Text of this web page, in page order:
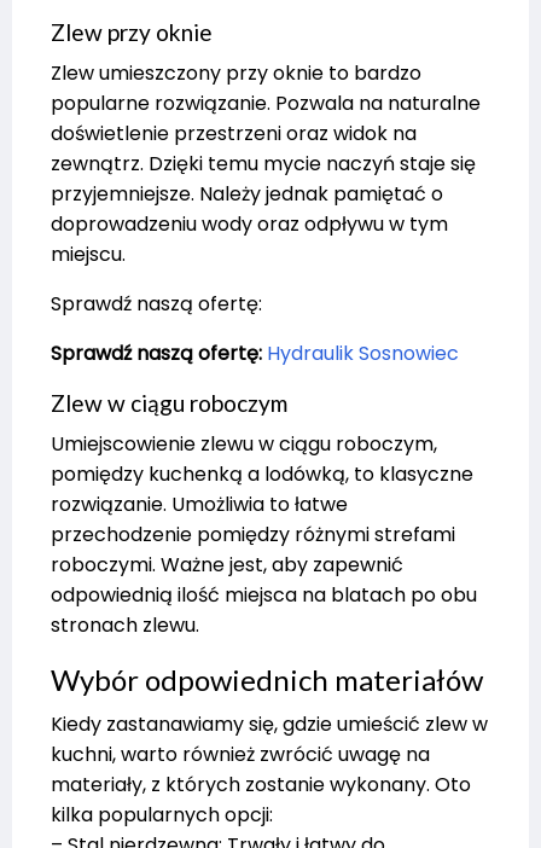
Zlew przy oknie
Zlew umieszczony przy oknie to bardzo
popularne rozwiązanie. Pozwala na naturalne
doświetlenie przestrzeni oraz widok na
zewnątrz. Dzięki temu mycie naczyń staje się
przyjemniejsze. Należy jednak pamiętać o
doprowadzeniu wody oraz odpływu w tym
miejscu.
Sprawdź naszą ofertę:
Sprawdź naszą ofertę: Hydraulik Sosnowiec
Zlew w ciągu roboczym
Umiejscowienie zlewu w ciągu roboczym,
pomiędzy kuchenką a lodówką, to klasyczne
rozwiązanie. Umożliwia to łatwe
przechodzenie pomiędzy różnymi strefami
roboczymi. Ważne jest, aby zapewnić
odpowiednią ilość miejsca na blatach po obu
stronach zlewu.
Wybór odpowiednich materiałów
Kiedy zastanawiamy się, gdzie umieścić zlew w
kuchni, warto również zwrócić uwagę na
materiały, z których zostanie wykonany. Oto
kilka popularnych opcji: